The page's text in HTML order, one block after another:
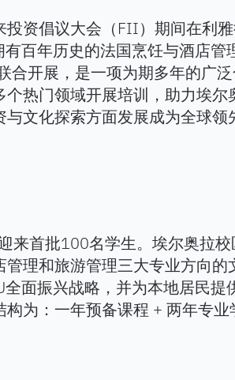
投资倡议大会（FII）期间在利
有百年历史的法国烹饪与酒店管
合开展，是一项为期多年的广
个热门领域开展培训，助力埃尔
文化探索方面发展成为全球领
来首批100名学生。埃尔奥拉校
管理和旅游管理三大专业方向的
全面振兴战略，并为本地居民提
为：一年预备课程 + 两年专业